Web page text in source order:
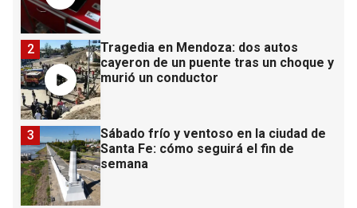
Tragedia en Mendoza: dos autos
cayeron de un puente tras un choque y
murió un conductor
2
Sábado frío y ventoso en la ciudad de
Santa Fe: cómo seguirá el fin de
semana
3